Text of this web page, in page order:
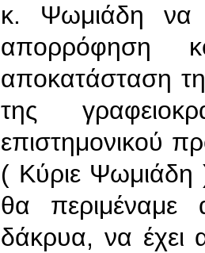
κ. Ψωμιάδη να
απορρόφηση
αποκατάσταση
της
επιστημονικού
( Κύριε
θα περιμέναμε
δάκρυα, να έχει